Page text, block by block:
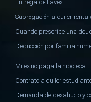
Entrega de llaves
Subrogación alquiler renta
Cuando prescribe una
Deducción por familia
Mi ex no paga la hipoteca
Contrato alquiler
Demanda de desahucio y